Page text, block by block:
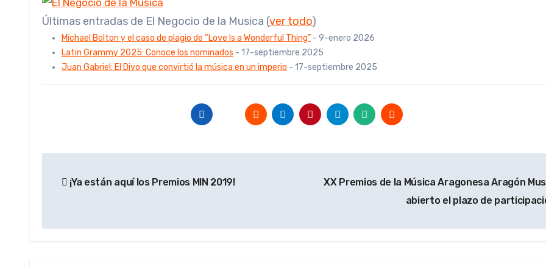
Últimas entradas de El Negocio de la Musica (ver todo)
Michael Bolton y el caso de plagio de “Love Is a Wonderful Thing” - 9-enero 2026
Latin Grammy 2025: Conoce los nominados - 17-septiembre 2025
Juan Gabriel: El Divo que convirtió la música en un imperio - 17-septiembre 2025
de ¡Ya están aquí los Premios MIN 2019!
XX Premios de la Música Aragonesa Aragón
abierto el plazo de